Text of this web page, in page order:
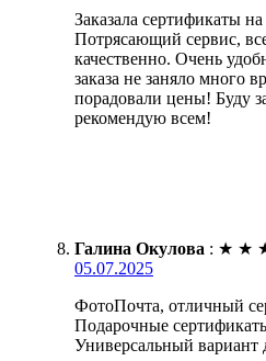
Заказала сертификаты
Потрясающий сервис,
качественно. Очень
заказа не заняло много
порадовали цены! Буду
рекомендую всем!
Галина Окулова : ★ ★
05.07.2025
ФотоПочта, отличный
Подарочные
Универсальный вариант